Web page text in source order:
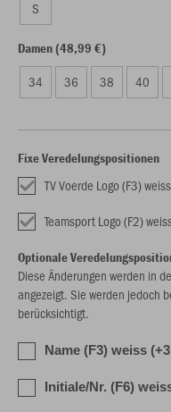
S
Damen (48,99 €)
34 36 38 40
Fixe Veredelungspositionen
TV Voerde Logo (F3) weiss
Teamsport Logo (F2)
Optionale
Diese Änderungen werden in
angezeigt. Sie werden jedoch
berücksichtigt.
Name (F3) weiss
Initiale/Nr. (F6)